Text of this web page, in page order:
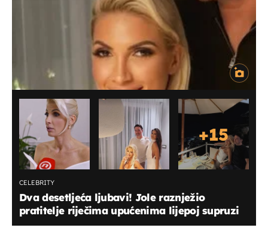
+15
CELEBRITY
Dva desetljeća ljubavi! Jole raznježio
pratitelje riječima upućenima lijepoj supruzi